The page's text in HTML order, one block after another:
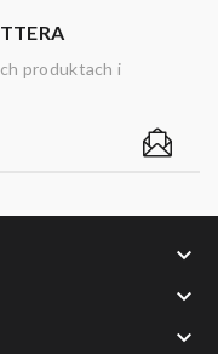
produktach i
keyboard_arrow_down
keyboard_arrow_down
keyboard_arrow_down